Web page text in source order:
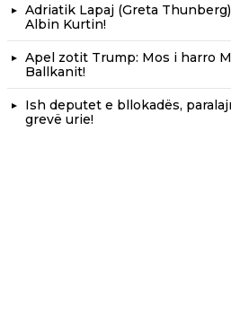
Adriatik Lapaj (Greta
Albin Kurtin!
Apel zotit Trump: Mos i harro
Ballkanit!
Ish deputet e bllokadës,
grevë urie!